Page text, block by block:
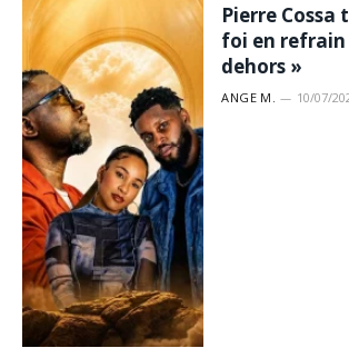
Pierre
foi en refrain
dehors »
ANGE M. 10/07/